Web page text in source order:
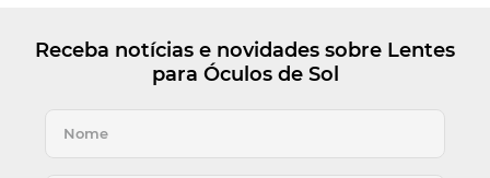
Receba notícias e novidades sobre Lentes
para Óculos de Sol